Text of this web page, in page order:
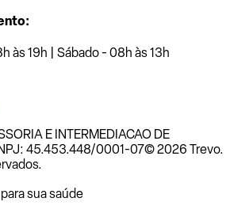
às 19h | Sábado - 08h às 13h
E INTERMEDIACAO DE
45.453.448/0001-07© 2026 Trevo.
sua saúde